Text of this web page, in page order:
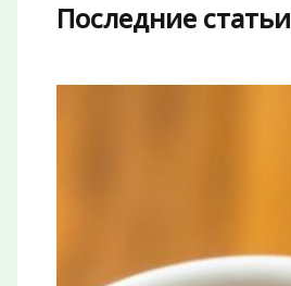
Последние статьи